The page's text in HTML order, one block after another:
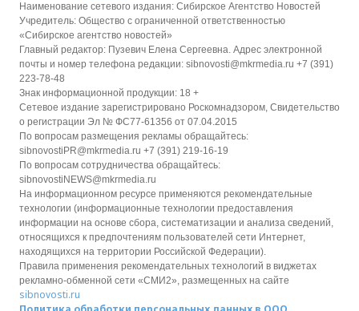
Наименование сетевого издания: Сибирское Агентство Новостей
Учредитель: Общество с ограниченной ответственностью
«Сибирское агентство новостей»
Главный редактор: Пузевич Елена Сергеевна. Адрес электронной
почты и номер телефона редакции: sibnovosti@mkrmedia.ru +7 (391)
223-78-48
Знак информационной продукции: 18 +
Сетевое издание зарегистрировано Роскомнадзором, Свидетельство
о регистрации Эл № ФС77-61356 от 07.04.2015
По вопросам размещения рекламы обращайтесь:
sibnovostiPR@mkrmedia.ru +7 (391) 219-16-19
По вопросам сотрудничества обращайтесь:
sibnovostiNEWS@mkrmedia.ru
На информационном ресурсе применяются рекомендательные
технологии (информационные технологии предоставления
информации на основе сбора, систематизации и анализа сведений,
относящихся к предпочтениям пользователей сети Интернет,
находящихся на территории Российской Федерации).
Правила применения рекомендательных технологий в виджетах
рекламно-обменной сети «СМИ2», размещенных на сайте
sibnovosti.ru